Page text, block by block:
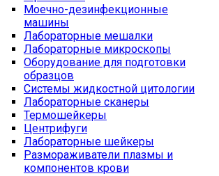
Моечно-дезинфекционные
машины
Лабораторные мешалки
Лабораторные микроскопы
Оборудование для подготовки
образцов
Системы жидкостной цитологии
Лабораторные сканеры
Термошейкеры
Центрифуги
Лабораторные шейкеры
Размораживатели плазмы и
компонентов крови